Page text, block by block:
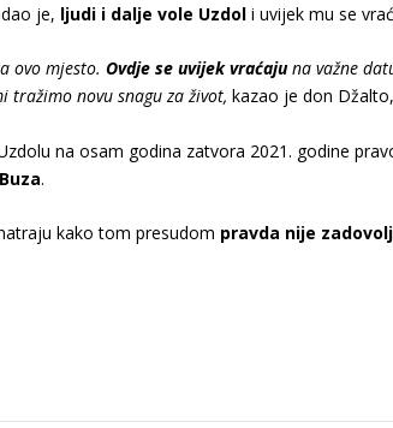
je, ljudi i dalje vole Uzdol i uvijek mu se
ovo mjesto.Ovdje se uvijek vraćajuna važne
tražimo novu snagu za život, kazao je don
na osam godina zatvora 2021. godine
.
kako tom presudom pravda nije